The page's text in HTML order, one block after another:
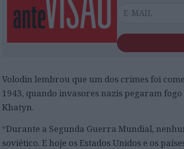
Volodin lembrou que um dos crimes foi
1943, quando invasores nazis pegaram
Khatyn.
“Durante a Segunda Guerra Mundial,
soviético. E hoje os Estados Unidos e os